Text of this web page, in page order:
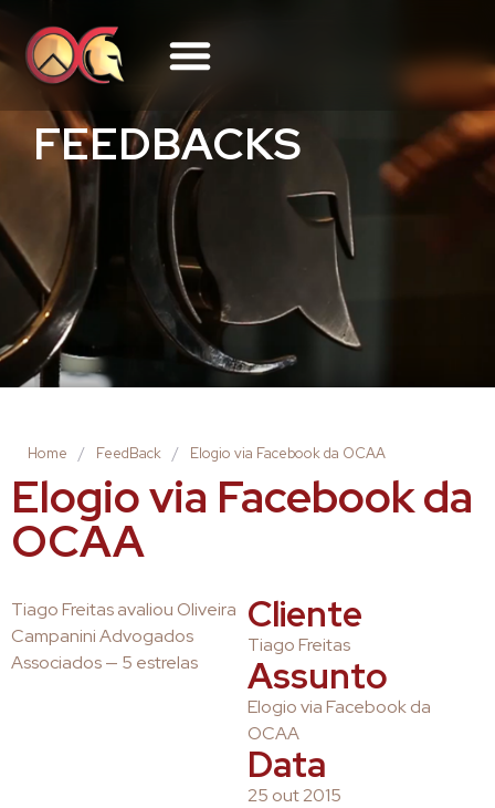
FEEDBACKS
Home / FeedBack / Elogio via Facebook da OCAA
Elogio via Facebook da
OCAA
Tiago Freitas avaliou Oliveira
Campanini Advogados
Associados — 5 estrelas
Cliente
Tiago Freitas
Assunto
Elogio via Facebook da
OCAA
Data
25 out 2015